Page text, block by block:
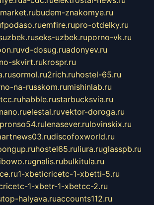
budem-znakomye.ru
fpodaso.ruemfire.rupro-otdelky.ru
seks-uzbek.ruporno-vk.ru
vd-dosug.ruadonyev.ru
skvirt.rukrospr.ru
sormol.ru2rich.ruhostel-65.ru
na-russkom.rumishinlab.ru
habble.rustarbucksvia.ru
elestal.ruvektor-doroga.ru
pronso54.rulenasever.rulovinskix.ru
discofoxworld.ru
hostel65.ruliura.ruglasspb.ru
gnalis.rubulkitula.ru
1-xbeticricetc-1-xbetti-5.ru
1-xbetr-1-xbetcc-2.ru
top-halyava.ruaccounts112.ru